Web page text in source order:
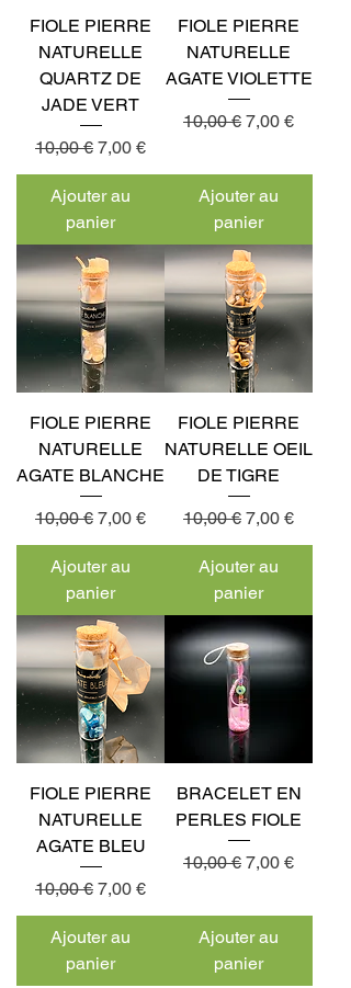
FIOLE PIERRE
NATURELLE
QUARTZ DE
JADE VERT
Prix original
10,00 € Prix promotionnel
7,00 €
Ajouter au
panier
FIOLE PIERRE
NATURELLE
AGATE VIOLETTE
Prix original
10,00 € Prix
7,00 €
Ajouter au
panier
FIOLE PIERRE
NATURELLE
AGATE BLANCHE
Prix original
10,00 € Prix promotionnel
7,00 €
Ajouter au
panier
FIOLE PIERRE
NATURELLE OEIL
DE TIGRE
Prix original
10,00 € Prix
7,00 €
Ajouter au
panier
FIOLE PIERRE
NATURELLE
AGATE BLEU
Prix original
10,00 € Prix promotionnel
7,00 €
Ajouter au
panier
BRACELET EN
PERLES FIOLE
Prix original
10,00 € Prix
7,00 €
Ajouter au
panier